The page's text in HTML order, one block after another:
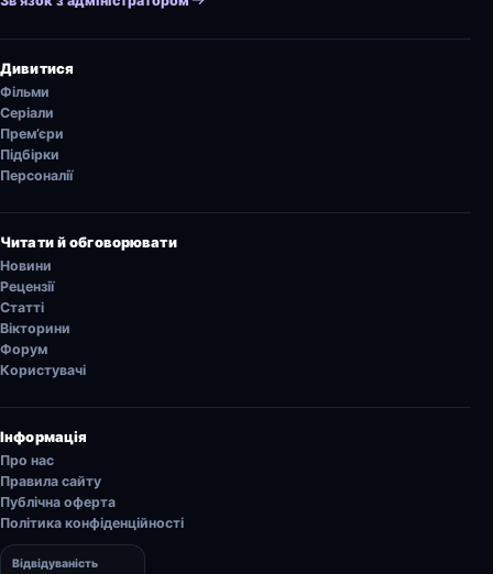
Дивитися
Фільми
Серіали
Прем’єри
Підбірки
Персоналії
Читати й обговорювати
Новини
Рецензії
Статті
Вікторини
Форум
Користувачі
Інформація
Про нас
Правила сайту
Публічна оферта
Політика конфіденційності
Відвідуваність